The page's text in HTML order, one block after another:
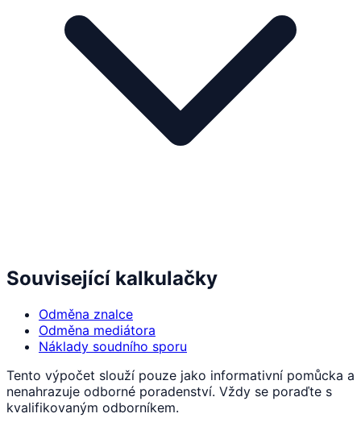
Související kalkulačky
Odměna znalce
Odměna mediátora
Náklady soudního sporu
Tento výpočet slouží pouze jako informativní pomůcka a
nenahrazuje odborné poradenství. Vždy se poraďte s
kvalifikovaným odborníkem.